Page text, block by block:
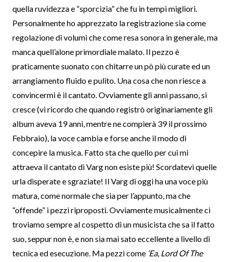
quella ruvidezza e “sporcizia” che fu in tempi migliori.
Personalmente ho apprezzato la registrazione sia come
regolazione di volumi che come resa sonora in generale, ma
manca quell’alone primordiale malato. Il pezzo è
praticamente suonato con chitarre un pò più curate ed un
arrangiamento fluido e pulito. Una cosa che non riesce a
convincermi è il cantato. Ovviamente gli anni passano, si
cresce (vi ricordo che quando registrò originariamente gli
album aveva 19 anni, mentre ne compierà 39 il prossimo
Febbraio), la voce cambia e forse anche il modo di
concepire la musica. Fatto sta che quello per cui mi
attraeva il cantato di Varg non esiste più! Scordatevi quelle
urla disperate e sgraziate! Il Varg di oggi ha una voce più
matura, come normale che sia per l’appunto, ma che
“offende” i pezzi riproposti. Ovviamente musicalmente ci
troviamo sempre al cospetto di un musicista che sa il fatto
suo, seppur non è, e non sia mai sato eccellente a livello di
tecnica ed esecuzione. Ma pezzi come ‘Ea, Lord Of The